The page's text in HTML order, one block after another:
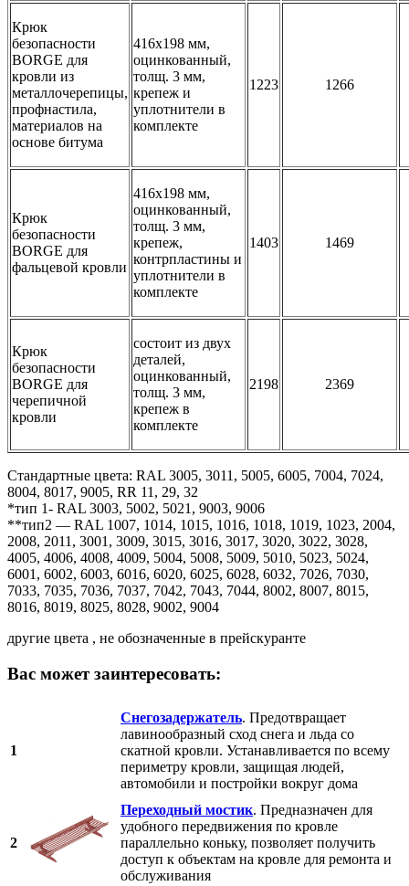
Крюк
безопасности
BORGE для
кровли из
металлочерепицы,
профнастила,
материалов на
основе битума
416х198 мм,
оцинкованный,
толщ. 3 мм,
крепеж и
уплотнители в
комплекте
1223 1266
Крюк
безопасности
BORGE для
фальцевой кровли
416х198 мм,
оцинкованный,
толщ. 3 мм,
крепеж,
контрпластины и
уплотнители в
комплекте
1403 1469
Крюк
безопасности
BORGE для
черепичной
кровли
состоит из двух
деталей,
оцинкованный,
толщ. 3 мм,
крепеж в
комплекте
2198 2369
Стандартные цвета: RAL 3005, 3011, 5005, 6005, 7004, 7024,
8004, 8017, 9005, RR 11, 29, 32
*тип 1- RAL 3003, 5002, 5021, 9003, 9006
**тип2 — RAL 1007, 1014, 1015, 1016, 1018, 1019, 1023, 2004,
2008, 2011, 3001, 3009, 3015, 3016, 3017, 3020, 3022, 3028,
4005, 4006, 4008, 4009, 5004, 5008, 5009, 5010, 5023, 5024,
6001, 6002, 6003, 6016, 6020, 6025, 6028, 6032, 7026, 7030,
7033, 7035, 7036, 7037, 7042, 7043, 7044, 8002, 8007, 8015,
8016, 8019, 8025, 8028, 9002, 9004
другие цвета , не обозначенные в прейскуранте
Вас может заинтересовать:
1
Снегозадержатель. Предотвращает
лавинообразный сход снега и льда со
скатной кровли. Устанавливается по всему
периметру кровли, защищая людей,
автомобили и постройки вокруг дома
2
Переходный мостик. Предназначен для
удобного передвижения по кровле
параллельно коньку, позволяет получить
доступ к объектам на кровле для ремонта и
обслуживания